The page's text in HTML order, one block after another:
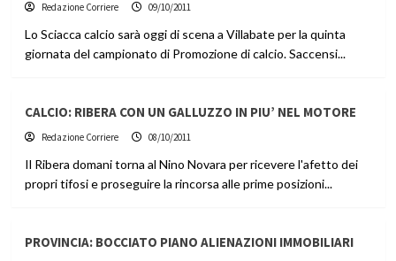
Redazione Corriere 09/10/2011
Lo Sciacca calcio sarà oggi di scena a Villabate per la quinta
giornata del campionato di Promozione di calcio. Saccensi...
CALCIO: RIBERA CON UN GALLUZZO IN PIU’ NEL MOTORE
Redazione Corriere 08/10/2011
Il Ribera domani torna al Nino Novara per ricevere l'afetto dei
propri tifosi e proseguire la rincorsa alle prime posizioni...
PROVINCIA: BOCCIATO PIANO ALIENAZIONI IMMOBILIARI